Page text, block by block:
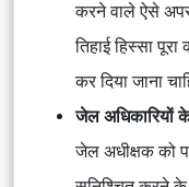
करने वाले ऐसे
तिहाई हिस्सा पूरा
कर दिया जाना
जेल अधिकारियों के
जेल अधीक्षक को